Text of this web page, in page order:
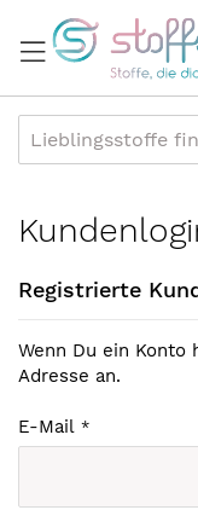
zum
Inhalt
Registrierte
Wenn Du ein
Adresse an.
E-Mail